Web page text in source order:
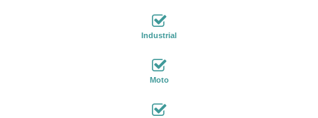
Industrial
Moto